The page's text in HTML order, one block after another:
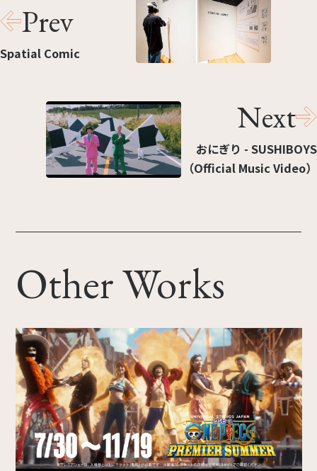
Prev
Spatial Comic
Next
おにぎり - SUSHIBOYS
（Official Music Video）
Other Works